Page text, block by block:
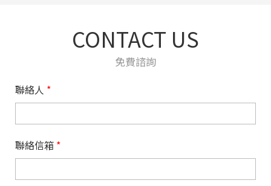
CONTACT US
免費諮詢
聯絡人 *
聯絡信箱 *